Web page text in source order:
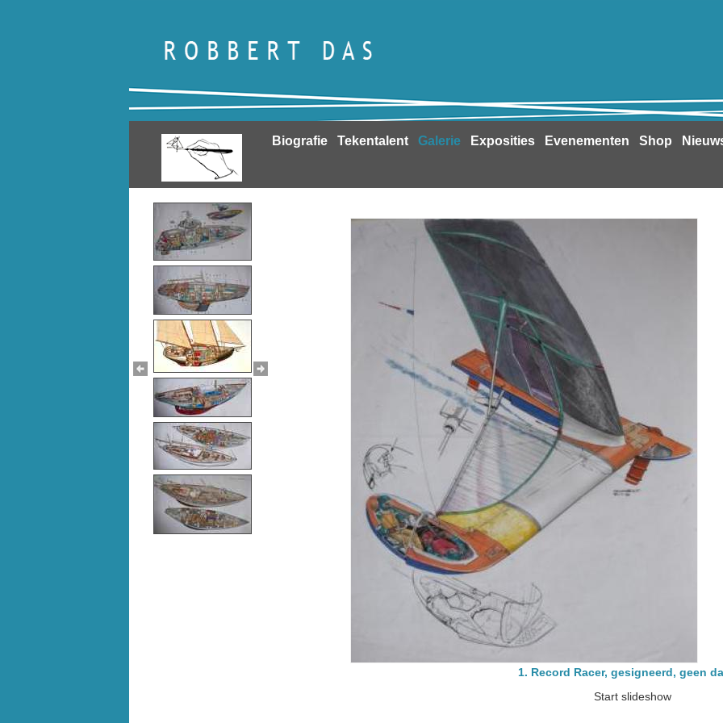
Biografie Tekentalent Galerie Exposities Evenementen Shop
1. Record Racer, gesigneerd, geen
Start slideshow